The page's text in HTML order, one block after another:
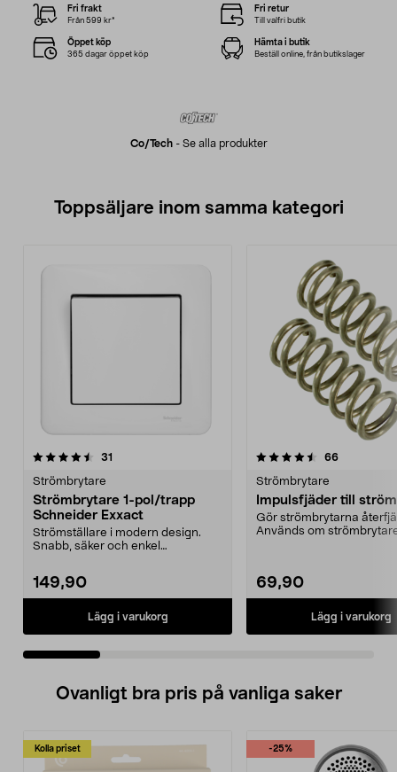
Co/tech- Se alla produkter
Fri frakt
Från 599 kr*
Fri retur
Till valfri butik
Öppet köp
365 dagar öppet köp
Hämta i butik
Beställ online, från butikslager
Toppsäljare inom samma kategori
31
Strömbrytare
Strömbrytare 1-pol/trapp
Schneider Exxact
Strömställare i modern design.
Snabb, säker och enkel
149,90
Lägg i varukorg
4.5 av 5 stjärnor 66recensioner
Strömbrytare
Impulsfjäder till
Gör strömbrytarna
Används om
69,90
Lägg i varukorg
4.5 av 5 stjärnor
Ovanligt bra pris på vanliga saker
Kolla priset -25%